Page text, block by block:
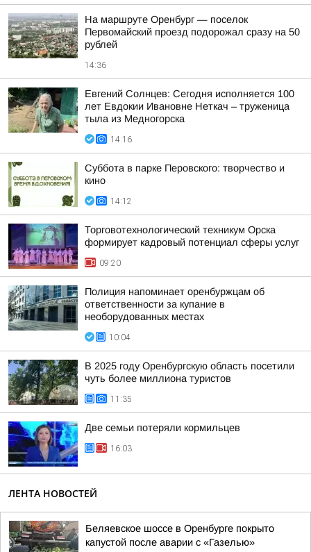
На маршруте Оренбург — поселок
Первомайский проезд подорожал сразу на 50
рублей
14:36
Евгений Солнцев: Сегодня исполняется 100
лет Евдокии Ивановне Неткач – труженица
тыла из Медногорска
14:16
Суббота в парке Перовского: творчество и
кино
14:12
Торговотехнологический техникум Орска
формирует кадровый потенциал сферы услуг
09:20
Полиция напоминает оренбуржцам об
ответственности за купание в
необорудованных местах
10:04
В 2025 году Оренбургскую область посетили
чуть более миллиона туристов
11:35
Две семьи потеряли кормильцев
16:03
ЛЕНТА НОВОСТЕЙ
Беляевское шоссе в Оренбурге покрыто
капустой после аварии с «Газелью»